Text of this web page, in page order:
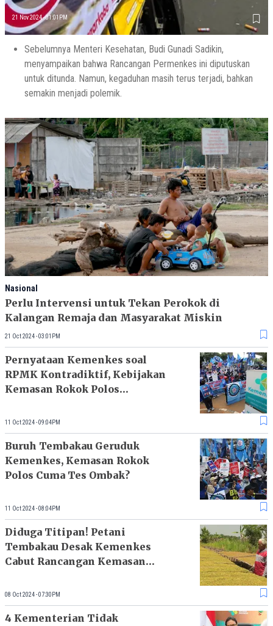
Rancangan
Permenkes
21 Nov 2024 - 01:01PM
Sebelumnya Menteri Kesehatan, Budi Gunadi Sadikin,
menyampaikan bahwa Rancangan Permenkes ini diputuskan
untuk ditunda. Namun, kegaduhan masih terus terjadi, bahkan
semakin menjadi polemik.
Nasional
Perlu Intervensi untuk Tekan Perokok di
Kalangan Remaja dan Masyarakat Miskin
21 Oct 2024 - 03:01PM
Pernyataan Kemenkes soal
RPMK Kontradiktif, Kebijakan
Kemasan Rokok Polos
11 Oct 2024 - 09:04PM
Buruh Tembakau Geruduk
Kemenkes, Kemasan Rokok
Polos Cuma Tes Ombak?
11 Oct 2024 - 08:04PM
Diduga Titipan! Petani
Tembakau Desak Kemenkes
Cabut Rancangan Kemasan
08 Oct 2024 - 07:30PM
4 Kementerian Tidak